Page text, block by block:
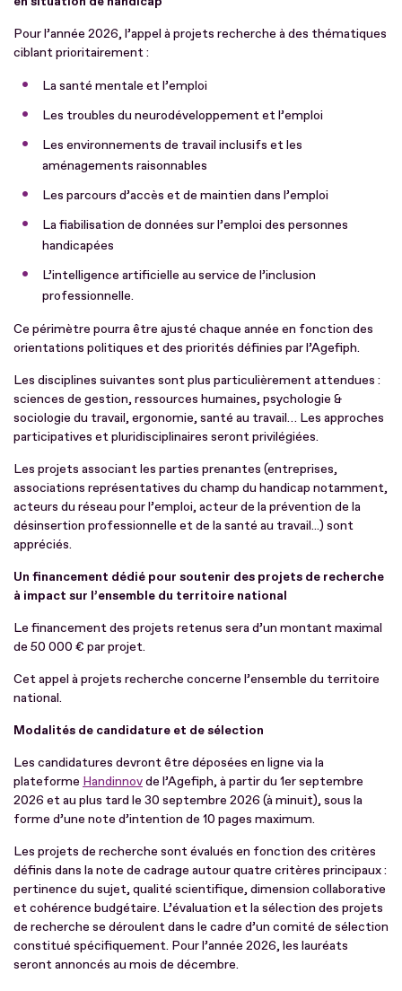
Pour l’année 2026, l’appel à projets recherche à des thématiques
ciblant prioritairement :
La santé mentale et l’emploi
Les troubles du neurodéveloppement et l’emploi
Les environnements de travail inclusifs et les
aménagements raisonnables
Les parcours d’accès et de maintien dans l’emploi
La fiabilisation de données sur l’emploi des personnes
handicapées
L’intelligence artificielle au service de l’inclusion
professionnelle.
Ce périmètre pourra être ajusté chaque année en fonction des
orientations politiques et des priorités définies par l’Agefiph.
Les disciplines suivantes sont plus particulièrement attendues :
sciences de gestion, ressources humaines, psychologie &
sociologie du travail, ergonomie, santé au travail… Les approches
participatives et pluridisciplinaires seront privilégiées.
Les projets associant les parties prenantes (entreprises,
associations représentatives du champ du handicap notamment,
acteurs du réseau pour l’emploi, acteur de la prévention de la
désinsertion professionnelle et de la santé au travail...) sont
appréciés.
Un financement dédié pour soutenir des projets de recherche
à impact sur l’ensemble du territoire national
Le financement des projets retenus sera d’un montant maximal
de 50 000 € par projet.
Cet appel à projets recherche concerne l’ensemble du territoire
national.
Modalités de candidature et de sélection
Les candidatures devront être déposées en ligne via la
plateforme Handinnovde l’Agefiph, à partir du 1er septembre
2026 et au plus tard le 30 septembre 2026 (à minuit), sous la
forme d’une note d’intention de 10 pages maximum.
Les projets de recherche sont évalués en fonction des critères
définis dans la note de cadrage autour quatre critères principaux :
pertinence du sujet, qualité scientifique, dimension collaborative
et cohérence budgétaire. L’évaluation et la sélection des projets
de recherche se déroulent dans le cadre d’un comité de sélection
constitué spécifiquement. Pour l’année 2026, les lauréats
seront annoncés au mois de décembre.